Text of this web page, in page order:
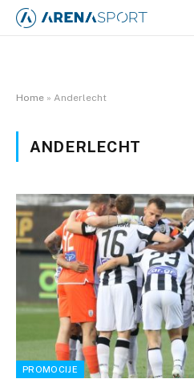
Home » Anderlecht
ANDERLECHT
PROMOCIJE